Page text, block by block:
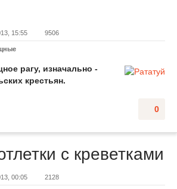
15:55 9506
рагу, изначально -
крестьян.
0
с креветками
00:05 2128